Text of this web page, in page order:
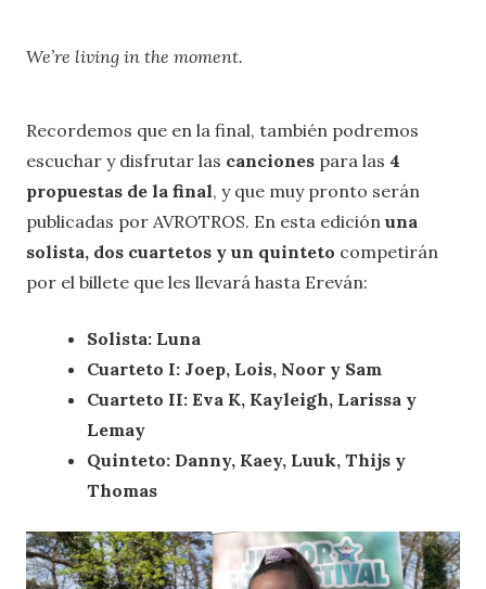
We’re living in the moment.
Recordemos que en la final, también podremos
escuchar y disfrutar las canciones para las 4
propuestas de la final, y que muy pronto serán
publicadas por AVROTROS. En esta edición una
solista, dos cuartetos y un quinteto competirán
por el billete que les llevará hasta Ereván:
Solista: Luna
Cuarteto I: Joep, Lois, Noor y Sam
Cuarteto II: Eva K, Kayleigh, Larissa y
Lemay
Quinteto: Danny, Kaey, Luuk, Thijs y
Thomas